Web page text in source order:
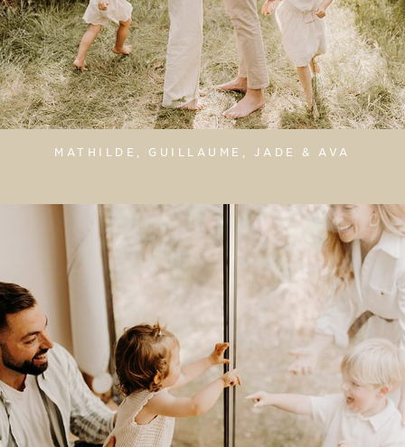
MATHILDE, GUILLAUME, JADE & AVA